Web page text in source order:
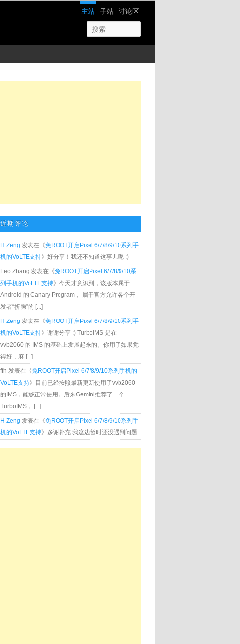
网站导航
主站 子站 讨论区
近期评论
H Zeng 发表在《免ROOT开启Pixel 6/7/8/9/10系列手
机的VoLTE支持》好分享！我还不知道这事儿呢 :)
Leo Zhang 发表在《免ROOT开启Pixel 6/7/8/9/10系
列手机的VoLTE支持》今天才意识到，该版本属于
Android 的 Canary Program， 属于官方允许各个开
发者“折腾”的 [...]
H Zeng 发表在《免ROOT开启Pixel 6/7/8/9/10系列手
机的VoLTE支持》谢谢分享 :) TurboIMS 是在
vvb2060 的 IMS 的基础上发展起来的。你用了如果觉
得好，麻 [...]
ffn 发表在《免ROOT开启Pixel 6/7/8/9/10系列手机的
VoLTE支持》目前已经按照最新更新使用了vvb2060
的IMS，能够正常使用。后来Gemini推荐了一个
TurboIMS， [...]
H Zeng 发表在《免ROOT开启Pixel 6/7/8/9/10系列手
机的VoLTE支持》多谢补充 我这边暂时还没遇到问题